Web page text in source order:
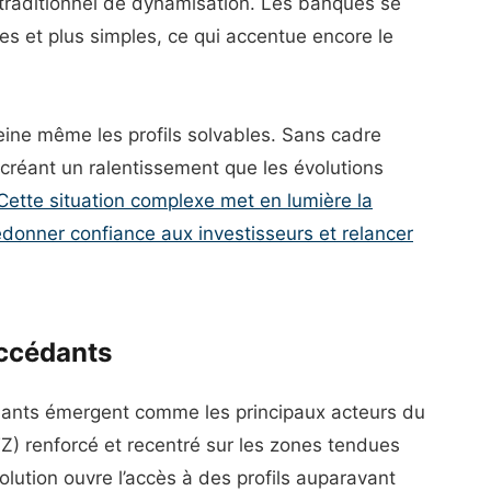
et plus simples, ce qui accentue encore le
même les profils solvables. Sans cadre
un ralentissement que les évolutions
situation complexe met en lumière la
confiance aux investisseurs et relancer
émergent comme les principaux acteurs du
renforcé et recentré sur les zones tendues
ouvre l’accès à des profils auparavant